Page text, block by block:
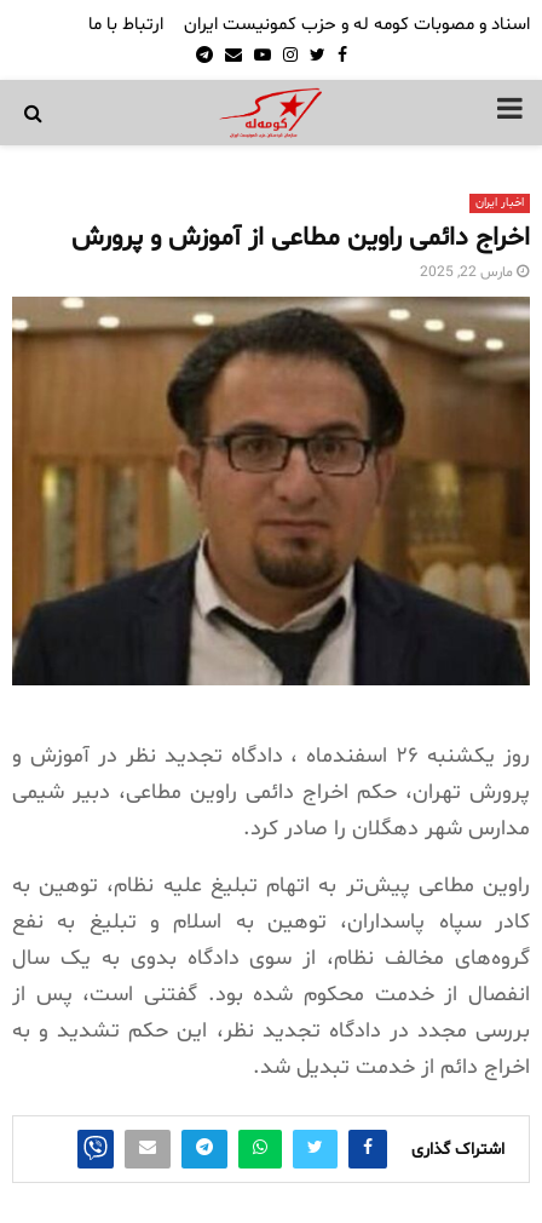
اسناد و مصوبات کومه له و حزب کمونیست ایران ارتباط با ما
Facebook
Twitter
Instagram
Youtube
Email
Telegram
PRIMARY
اخبار ایران
اخراج دائمی راوین مطاعی از آموزش و پرورش
مارس 22, 2025
روز یکشنبە ۲۶ اسفندماه ، دادگاە تجدید نظر در آموزش و
پرورش تهران، حکم اخراج دائمی راوین مطاعی، دبیر شیمی
مدارس شهر دهگلان را صادر کرد.
راوین مطاعی پیش‌تر بە اتهام تبلیغ علیە نظام، توهین بە
کادر سپاە پاسداران، توهین بە اسلام و تبلیغ بە نفع
گروەهای مخالف نظام، از سوی دادگاە بدوی بە یک سال
انفصال از خدمت محکوم شدە بود. گفتنی است، پس از
بررسی مجدد در دادگاە تجدید نظر، این حکم تشدید و بە
اخراج دائم از خدمت تبدیل شد.
اشتراک گذاری